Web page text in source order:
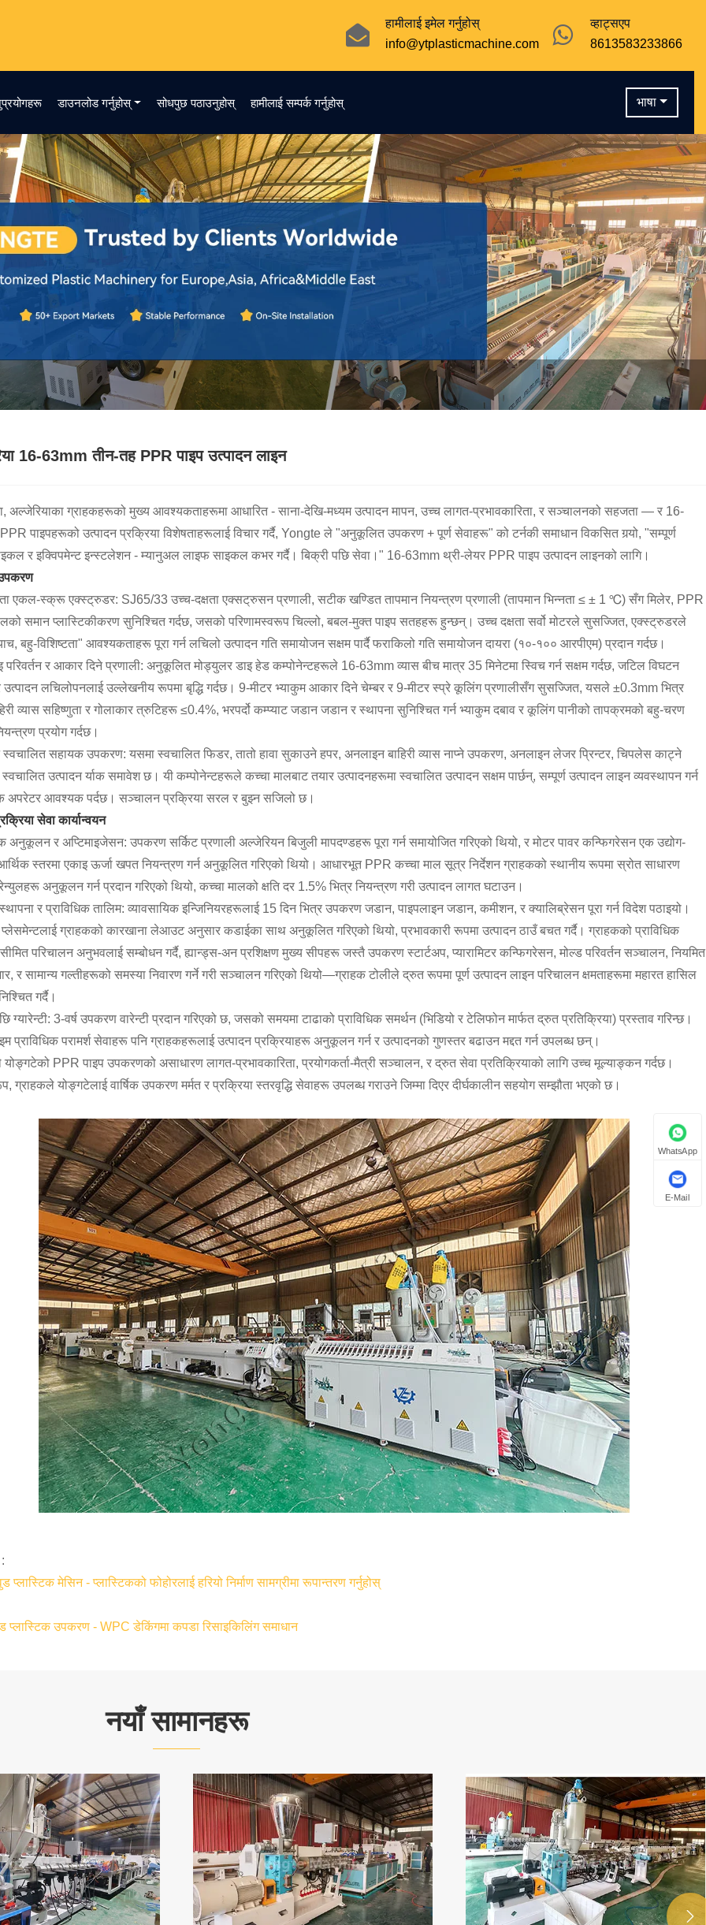
व्हाट्सएप
8613583233866
हामीलाई इमेल गर्नुहोस्
info@ytplasticmachine.com
डाउनलोड गर्नुहोस् सोधपुछ पठाउनुहोस् हामीलाई सम्पर्क गर्नुहोस् भाषा
16-63mm तीन-तह PPR पाइप उत्पादन लाइन
अल्जेरियाका ग्राहकहरूको मुख्य आवश्यकताहरूमा आधारित - साना-देखि-मध्यम उत्पादन मापन, उच्च लागत-प्रभावकारिता, र सञ्चालनको सहजता — र 16-
पाइपहरूको उत्पादन प्रक्रिया विशेषताहरूलाई विचार गर्दै, Yongte ले "अनुकूलित उपकरण + पूर्ण सेवाहरू" को टर्नकी समाधान विकसित गर्‍यो, "सम्पूर्ण
र इक्विपमेन्ट इन्स्टलेशन - म्यानुअल लाइफ साइकल कभर गर्दै। बिक्री पछि सेवा।" 16-63mm थ्री-लेयर PPR पाइप उत्पादन लाइनको लागि।
एकल-स्क्रू एक्स्ट्रुडर: SJ65/33 उच्च-दक्षता एक्सट्रुसन प्रणाली, सटीक खण्डित तापमान नियन्त्रण प्रणाली (तापमान भिन्नता ≤ ± 1 ℃) सँग मिलेर, PPR
समान प्लास्टिकीकरण सुनिश्चित गर्दछ, जसको परिणामस्वरूप चिल्लो, बबल-मुक्त पाइप सतहहरू हुन्छन्। उच्च दक्षता सर्वो मोटरले सुसज्जित, एक्स्ट्रुडरले
बहु-विशिष्टता" आवश्यकताहरू पूरा गर्न लचिलो उत्पादन गति समायोजन सक्षम पार्दै फराकिलो गति समायोजन दायरा (१०-१०० आरपीएम) प्रदान गर्दछ।
परिवर्तन र आकार दिने प्रणाली: अनुकूलित मोड्युलर डाइ हेड कम्पोनेन्टहरूले 16-63mm व्यास बीच मात्र 35 मिनेटमा स्विच गर्न सक्षम गर्दछ, जटिल विघटन
उत्पादन लचिलोपनलाई उल्लेखनीय रूपमा बृद्धि गर्दछ। 9-मीटर भ्याकुम आकार दिने चेम्बर र 9-मीटर स्प्रे कूलिंग प्रणालीसँग सुसज्जित, यसले ±0.3mm भित्र
व्यास सहिष्णुता र गोलाकार त्रुटिहरू ≤0.4%, भरपर्दो कम्प्याट जडान जडान र स्थापना सुनिश्चित गर्न भ्याकुम दबाव र कूलिंग पानीको तापक्रमको बहु-चरण
प्रयोग गर्दछ।
सहायक उपकरण: यसमा स्वचालित फिडर, तातो हावा सुकाउने हपर, अनलाइन बाहिरी व्यास नाप्ने उपकरण, अनलाइन लेजर प्रिन्टर, चिपलेस काट्ने
उत्पादन र्याक समावेश छ। यी कम्पोनेन्टहरूले कच्चा मालबाट तयार उत्पादनहरूमा स्वचालित उत्पादन सक्षम पार्छन्, सम्पूर्ण उत्पादन लाइन व्यवस्थापन गर्न
आवश्यक पर्दछ। सञ्चालन प्रक्रिया सरल र बुझ्न सजिलो छ।
सेवा कार्यान्वयन
अनुकूलन र अप्टिमाइजेसन: उपकरण सर्किट प्रणाली अल्जेरियन बिजुली मापदण्डहरू पूरा गर्न समायोजित गरिएको थियो, र मोटर पावर कन्फिगरेसन एक उद्योग-
स्तरमा एकाइ ऊर्जा खपत नियन्त्रण गर्न अनुकूलित गरिएको थियो। आधारभूत PPR कच्चा माल सूत्र निर्देशन ग्राहकको स्थानीय रूपमा स्रोत साधारण
अनुकूलन गर्न प्रदान गरिएको थियो, कच्चा मालको क्षति दर 1.5% भित्र नियन्त्रण गरी उत्पादन लागत घटाउन।
र प्राविधिक तालिम: व्यावसायिक इन्जिनियरहरूलाई 15 दिन भित्र उपकरण जडान, पाइपलाइन जडान, कमीशन, र क्यालिब्रेसन पूरा गर्न विदेश पठाइयो।
ग्राहकको कारखाना लेआउट अनुसार कडाईका साथ अनुकूलित गरिएको थियो, प्रभावकारी रूपमा उत्पादन ठाउँ बचत गर्दै। ग्राहकको प्राविधिक
परिचालन अनुभवलाई सम्बोधन गर्दै, ह्यान्ड्स-अन प्रशिक्षण मुख्य सीपहरू जस्तै उपकरण स्टार्टअप, प्यारामिटर कन्फिगरेसन, मोल्ड परिवर्तन सञ्चालन, नियमित
र सामान्य गल्तीहरूको समस्या निवारण गर्ने गरी सञ्चालन गरिएको थियो—ग्राहक टोलीले द्रुत रूपमा पूर्ण उत्पादन लाइन परिचालन क्षमताहरूमा महारत हासिल
गर्दै।
ग्यारेन्टी: 3-वर्ष उपकरण वारेन्टी प्रदान गरिएको छ, जसको समयमा टाढाको प्राविधिक समर्थन (भिडियो र टेलिफोन मार्फत द्रुत प्रतिक्रिया) प्रस्ताव गरिन्छ।
प्राविधिक परामर्श सेवाहरू पनि ग्राहकहरूलाई उत्पादन प्रक्रियाहरू अनुकूलन गर्न र उत्पादनको गुणस्तर बढाउन मद्दत गर्न उपलब्ध छन्।
PPR पाइप उपकरणको असाधारण लागत-प्रभावकारिता, प्रयोगकर्ता-मैत्री सञ्चालन, र द्रुत सेवा प्रतिक्रियाको लागि उच्च मूल्याङ्कन गर्दछ।
ग्राहकले योङ्गटेलाई वार्षिक उपकरण मर्मत र प्रक्रिया स्तरवृद्धि सेवाहरू उपलब्ध गराउने जिम्मा दिएर दीर्घकालीन सहयोग सम्झौता भएको छ।
प्लास्टिक मेसिन - प्लास्टिकको फोहोरलाई हरियो निर्माण सामग्रीमा रूपान्तरण गर्नुहोस्
प्लास्टिक उपकरण - WPC डेकिंगमा कपडा रिसाइकिलिंग समाधान
नयाँ सामानहरू

WhatsApp
E-Mail